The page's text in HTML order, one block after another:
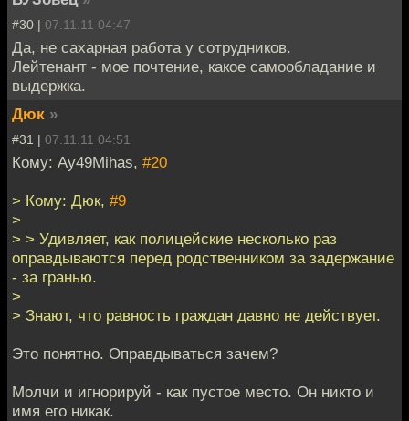
#30 | 07.11.11 04:47
Да, не сахарная работа у сотрудников.
Лейтенант - мое почтение, какое самообладание и
выдержка.
Дюк »
#31 | 07.11.11 04:51
Кому: Ay49Mihas, #20
> Кому: Дюк, #9
>
> > Удивляет, как полицейские несколько раз
оправдываются перед родственником за задержание
- за гранью.
>
> Знают, что равность граждан давно не действует.
Это понятно. Оправдываться зачем?
Молчи и игнорируй - как пустое место. Он никто и
имя его никак.